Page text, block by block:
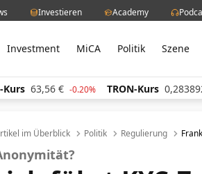
Investieren Academy
Investment MiCA Politik Szene
€ -0.20% TRON-Kurs 0,283892 € 0.20%
im Überblick Politik Regulierung